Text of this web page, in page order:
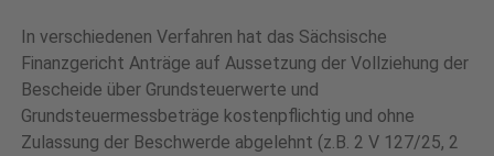
In verschiedenen Verfahren hat das Sächsische
Finanzgericht Anträge auf Aussetzung der Vollziehung der
Bescheide über Grundsteuerwerte und
Grundsteuermessbeträge kostenpflichtig und ohne
Zulassung der Beschwerde abgelehnt (z.B. 2 V 127/25, 2